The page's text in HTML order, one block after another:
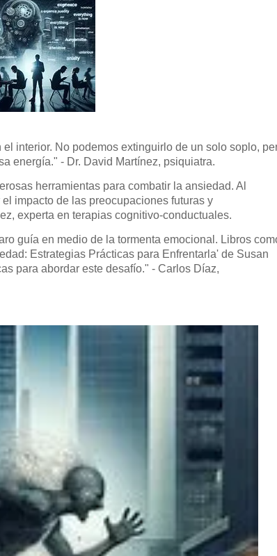
interior. No podemos extinguirlo de un solo soplo,
energía." - Dr. David Martínez, psiquiatra.
herramientas para combatir la ansiedad. Al
impacto de las preocupaciones futuras y
experta en terapias cognitivo-conductuales.
guía en medio de la tormenta emocional. Libros
Estrategias Prácticas para Enfrentarla' de Susan
para abordar este desafío." - Carlos Díaz,